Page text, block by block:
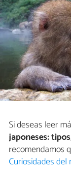
Si deseas leer
japoneses:
recomendamos
Curiosidades